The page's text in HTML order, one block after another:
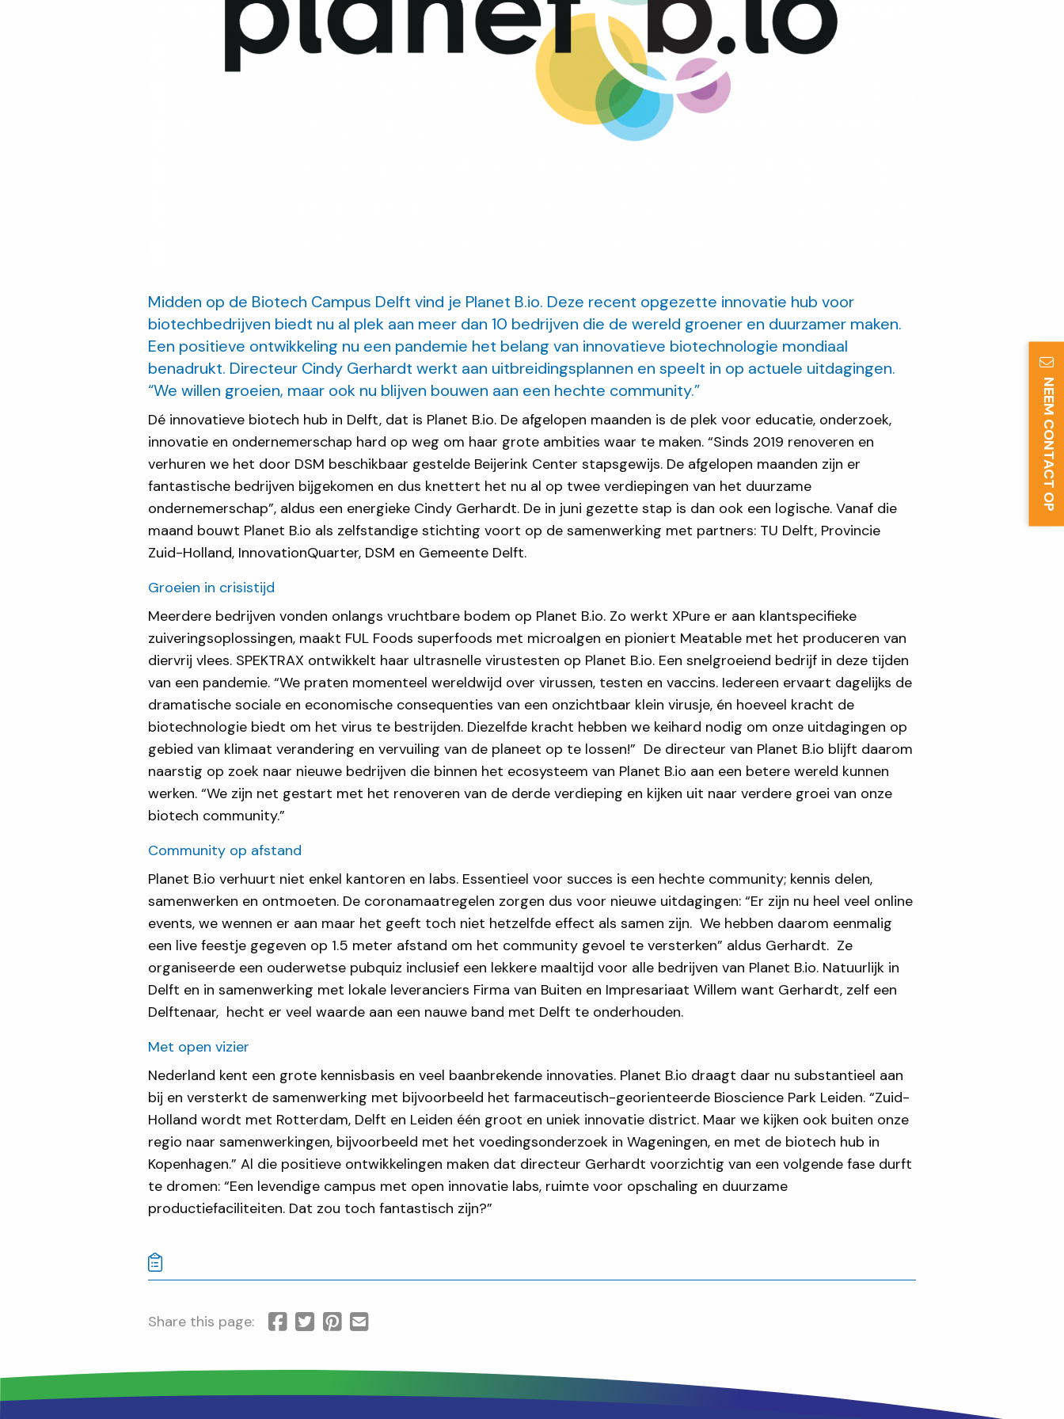
NEEM CONTACT OP
Midden op de Biotech Campus Delft vind je Planet B.io. Deze recent opgezette innovatie hub voor
biotechbedrijven biedt nu al plek aan meer dan 10 bedrijven die de wereld groener en duurzamer maken.
Een positieve ontwikkeling nu een pandemie het belang van innovatieve biotechnologie mondiaal
benadrukt. Directeur Cindy Gerhardt werkt aan uitbreidingsplannen en speelt in op actuele uitdagingen.
“We willen groeien, maar ook nu blijven bouwen aan een hechte community.”
Dé innovatieve biotech hub in Delft, dat is Planet B.io. De afgelopen maanden is de plek voor educatie, onderzoek,
innovatie en ondernemerschap hard op weg om haar grote ambities waar te maken. “Sinds 2019 renoveren en
verhuren we het door DSM beschikbaar gestelde Beijerink Center stapsgewijs. De afgelopen maanden zijn er
fantastische bedrijven bijgekomen en dus knettert het nu al op twee verdiepingen van het duurzame
ondernemerschap”, aldus een energieke Cindy Gerhardt. De in juni gezette stap is dan ook een logische. Vanaf die
maand bouwt Planet B.io als zelfstandige stichting voort op de samenwerking met partners: TU Delft, Provincie
Zuid-Holland, InnovationQuarter, DSM en Gemeente Delft.
Groeien in crisistijd
Meerdere bedrijven vonden onlangs vruchtbare bodem op Planet B.io. Zo werkt XPure er aan klantspecifieke
zuiveringsoplossingen, maakt FUL Foods superfoods met microalgen en pioniert Meatable met het produceren van
diervrij vlees. SPEKTRAX ontwikkelt haar ultrasnelle virustesten op Planet B.io. Een snelgroeiend bedrijf in deze tijden
van een pandemie. “We praten momenteel wereldwijd over virussen, testen en vaccins. Iedereen ervaart dagelijks de
dramatische sociale en economische consequenties van een onzichtbaar klein virusje, én hoeveel kracht de
biotechnologie biedt om het virus te bestrijden. Diezelfde kracht hebben we keihard nodig om onze uitdagingen op
gebied van klimaat verandering en vervuiling van de planeet op te lossen!” De directeur van Planet B.io blijft daarom
naarstig op zoek naar nieuwe bedrijven die binnen het ecosysteem van Planet B.io aan een betere wereld kunnen
werken. “We zijn net gestart met het renoveren van de derde verdieping en kijken uit naar verdere groei van onze
biotech community.”
Community op afstand
Planet B.io verhuurt niet enkel kantoren en labs. Essentieel voor succes is een hechte community; kennis delen,
samenwerken en ontmoeten. De coronamaatregelen zorgen dus voor nieuwe uitdagingen: “Er zijn nu heel veel online
events, we wennen er aan maar het geeft toch niet hetzelfde effect als samen zijn. We hebben daarom eenmalig
een live feestje gegeven op 1.5 meter afstand om het community gevoel te versterken” aldus Gerhardt. Ze
organiseerde een ouderwetse pubquiz inclusief een lekkere maaltijd voor alle bedrijven van Planet B.io. Natuurlijk in
Delft en in samenwerking met lokale leveranciers Firma van Buiten en Impresariaat Willem want Gerhardt, zelf een
Delftenaar, hecht er veel waarde aan een nauwe band met Delft te onderhouden.
Met open vizier
Nederland kent een grote kennisbasis en veel baanbrekende innovaties. Planet B.io draagt daar nu substantieel aan
bij en versterkt de samenwerking met bijvoorbeeld het farmaceutisch-georienteerde Bioscience Park Leiden. “Zuid-
Holland wordt met Rotterdam, Delft en Leiden één groot en uniek innovatie district. Maar we kijken ook buiten onze
regio naar samenwerkingen, bijvoorbeeld met het voedingsonderzoek in Wageningen, en met de biotech hub in
Kopenhagen.” Al die positieve ontwikkelingen maken dat directeur Gerhardt voorzichtig van een volgende fase durft
te dromen: “Een levendige campus met open innovatie labs, ruimte voor opschaling en duurzame
productiefaciliteiten. Dat zou toch fantastisch zijn?”
Share this page: